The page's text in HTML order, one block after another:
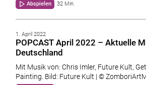
Abspielen 32 Min.
1. April 2022
POPCAST April 2022 – Aktuelle
Deutschland
Mit Musik von: Chris Imler, Future Kult,
Painting. Bild: Future Kult | ©